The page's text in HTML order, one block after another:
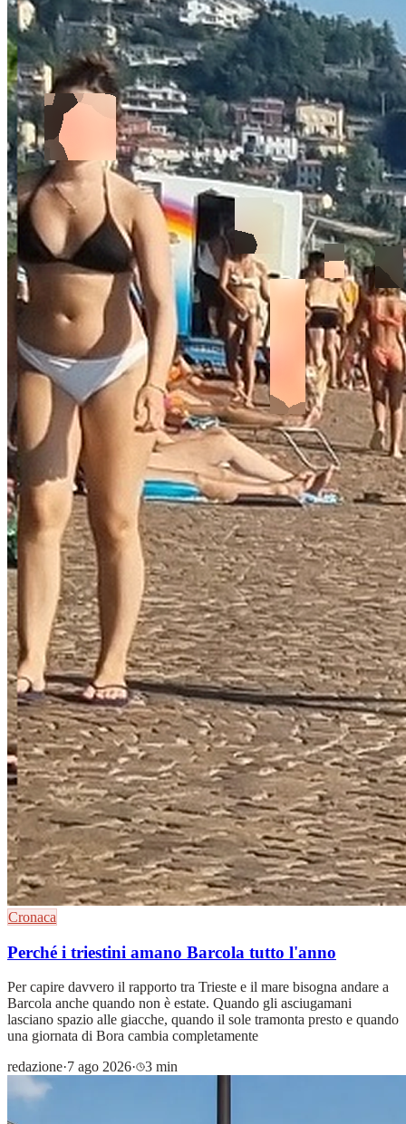
Cronaca
Perché i triestini amano Barcola tutto l'anno
Per capire davvero il rapporto tra Trieste e il mare bisogna andare a
Barcola anche quando non è estate. Quando gli asciugamani
lasciano spazio alle giacche, quando il sole tramonta presto e quando
una giornata di Bora cambia completamente
redazione·7 ago 2026· 3 min